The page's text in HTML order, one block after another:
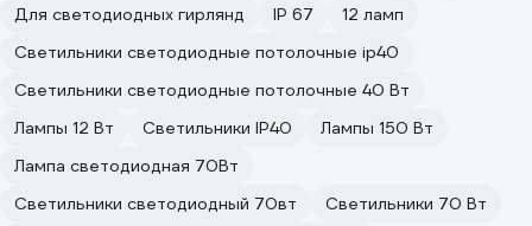
Для светодиодных гирлянд
IP 67
12 ламп
Светильники светодиодные потолочные ip40
Светильники светодиодные потолочные 40 Вт
Лампы 12 Вт
Светильники IP40
Лампы 150 Вт
Лампа светодиодная 70Вт
Светильники светодиодный 70вт
Светильники 70 Вт